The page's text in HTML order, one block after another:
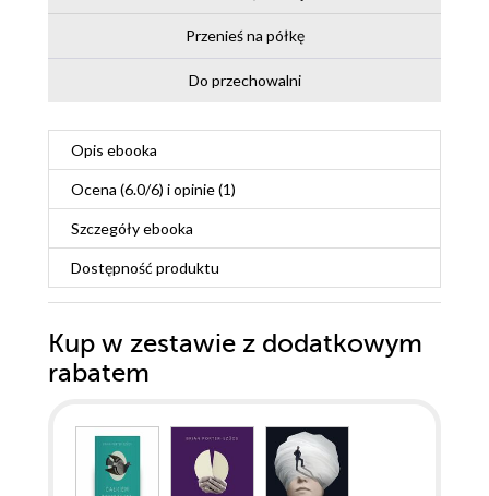
Przenieś na półkę
Do przechowalni
Opis ebooka
Ocena (6.0/6) i opinie (1)
Szczegółyebooka
Dostępność produktu
Kup w zestawie z dodatkowym
rabatem